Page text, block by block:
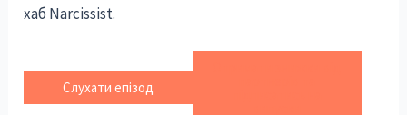
хаб Narcissist.
Слухати епізод